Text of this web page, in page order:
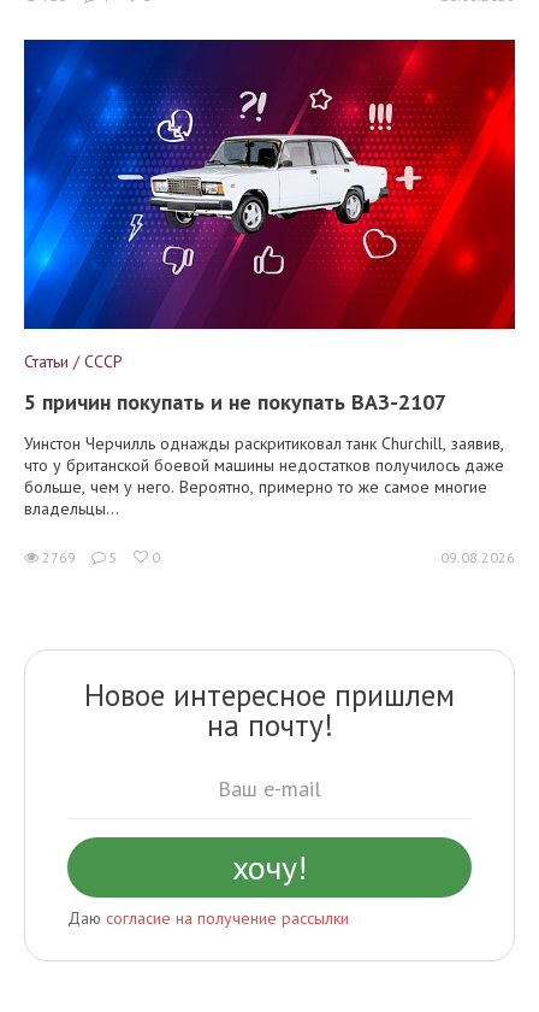
Статьи / СССР
5 причин покупать и не покупать ВАЗ-2107
Уинстон Черчилль однажды раскритиковал танк Churchill, заявив,
что у британской боевой машины недостатков получилось даже
больше, чем у него. Вероятно, примерно то же самое многие
владельцы...
2769 5 0 09.08.2026
Новое интересное пришлем
на почту!
Даю согласие на получение рассылки